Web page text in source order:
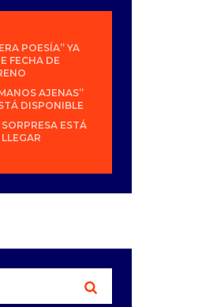
POESÍA” YA
FECHA DE
AJENAS”
DISPONIBLE
ESTÁ